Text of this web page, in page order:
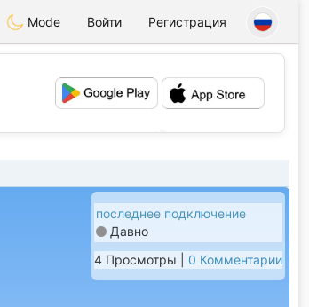
Mode Войти Регистрация
💕
последнее подключение
Давно
4 Просмотры | 0 Комментарии